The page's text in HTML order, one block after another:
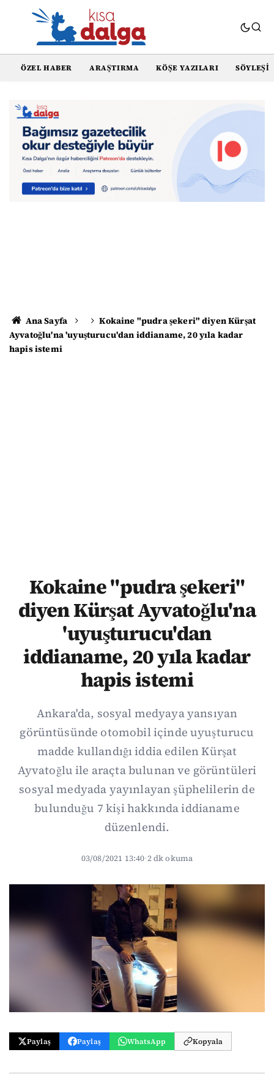
ÖZEL HABER ARAŞTIRMA KÖŞE YAZILARI SÖYLEŞI
Ana Sayfa
Kokaine "pudra şekeri" diyen Kürşat
Ayvatoğlu'na 'uyuşturucu'dan iddianame, 20 yıla kadar
hapis istemi
Kokaine "pudra şekeri"
diyen Kürşat Ayvatoğlu'na
'uyuşturucu'dan
iddianame, 20 yıla kadar
hapis istemi
Ankara'da, sosyal medyaya yansıyan
görüntüsünde otomobil içinde uyuşturucu
madde kullandığı iddia edilen Kürşat
Ayvatoğlu ile araçta bulunan ve görüntüleri
sosyal medyada yayınlayan şüphelilerin de
bulunduğu 7 kişi hakkında iddianame
düzenlendi.
03/08/2021 13:40·2 dk okuma
Paylaş Paylaş WhatsApp Kopyala